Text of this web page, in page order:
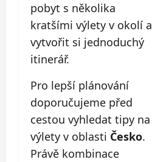
pobyt s několika
kratšími výlety v okolí a
vytvořit si jednoduchý
itinerář.
Pro lepší plánování
doporučujeme před
cestou vyhledat tipy na
výlety v oblasti Česko.
Právě kombinace